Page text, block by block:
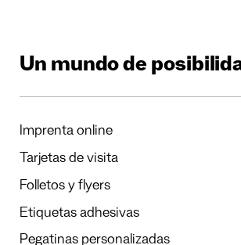
Un mundo de
Imprenta online
Tarjetas de visita
Folletos y flyers
Etiquetas adhesivas
Pegatinas personalizadas